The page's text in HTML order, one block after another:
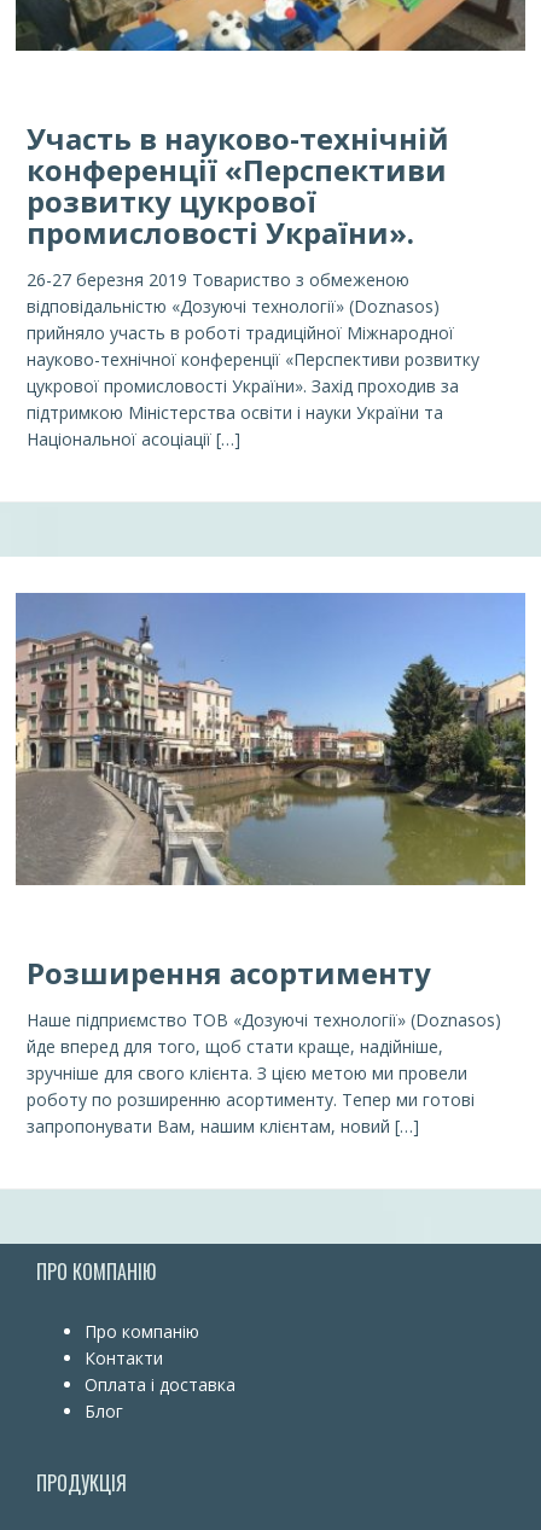
Участь в науково-технічній
конференції «Перспективи
розвитку цукрової
промисловості України».
26-27 березня 2019 Товариство з обмеженою
відповідальністю «Дозуючі технології» (Doznasos)
прийняло участь в роботі традиційної Міжнародної
науково-технічної конференції «Перспективи розвитку
цукрової промисловості України». Захід проходив за
підтримкою Міністерства освіти і науки України та
Національної асоціації […]
Розширення асортименту
Наше підприємство ТОВ «Дозуючі технології» (Doznasos)
йде вперед для того, щоб стати краще, надійніше,
зручніше для свого клієнта. З цією метою ми провели
роботу по розширенню асортименту. Тепер ми готові
запропонувати Вам, нашим клієнтам, новий […]
ПРО КОМПАНІЮ
Про компанію
Контакти
Оплата і доставка
Блог
ПРОДУКЦІЯ